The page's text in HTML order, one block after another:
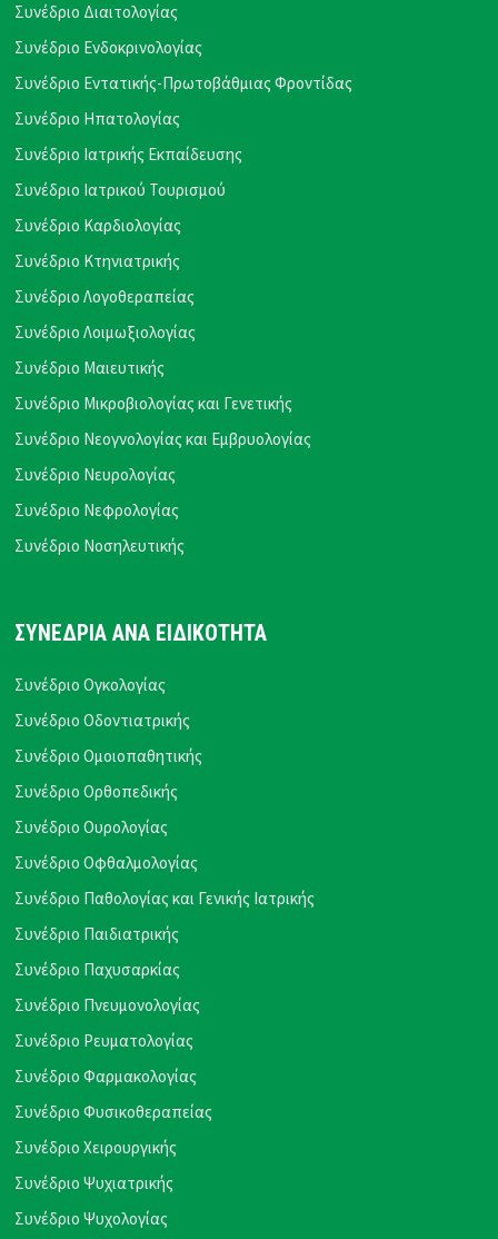
Συνέδριο Διαιτολογίας
Συνέδριο Ενδοκρινολογίας
Συνέδριο Εντατικής-Πρωτοβάθμιας Φροντίδας
Συνέδριο Ηπατολογίας
Συνέδριο Ιατρικής Εκπαίδευσης
Συνέδριο Ιατρικού Τουρισμού
Συνέδριο Καρδιολογίας
Συνέδριο Κτηνιατρικής
Συνέδριο Λογοθεραπείας
Συνέδριο Λοιμωξιολογίας
Συνέδριο Μαιευτικής
Συνέδριο Μικροβιολογίας και Γενετικής
Συνέδριο Νεογνολογίας και Εμβρυολογίας
Συνέδριο Νευρολογίας
Συνέδριο Νεφρολογίας
Συνέδριο Νοσηλευτικής
ΣΥΝΕΔΡΙΑ ΑΝΑ ΕΙΔΙΚΟΤΗΤΑ
Συνέδριο Ογκολογίας
Συνέδριο Οδοντιατρικής
Συνέδριο Ομοιοπαθητικής
Συνέδριο Ορθοπεδικής
Συνέδριο Ουρολογίας
Συνέδριο Οφθαλμολογίας
Συνέδριο Παθολογίας και Γενικής Ιατρικής
Συνέδριο Παιδιατρικής
Συνέδριο Παχυσαρκίας
Συνέδριο Πνευμονολογίας
Συνέδριο Ρευματολογίας
Συνέδριο Φαρμακολογίας
Συνέδριο Φυσικοθεραπείας
Συνέδριο Χειρουργικής
Συνέδριο Ψυχιατρικής
Συνέδριο Ψυχολογίας